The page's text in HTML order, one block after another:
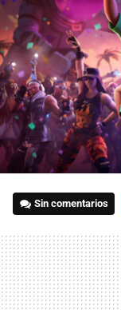
Sin comentarios